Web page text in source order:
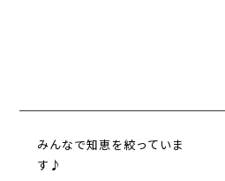
みんなで知恵を絞っていま
す♪